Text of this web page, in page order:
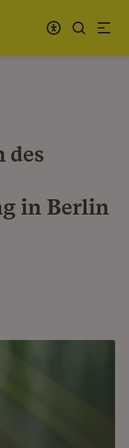
des
in Berlin